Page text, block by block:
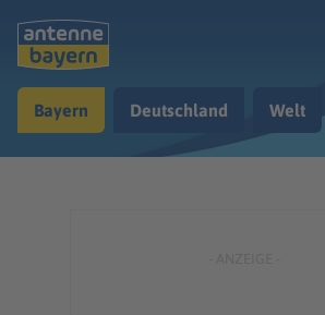
Musik & Radio
Bayern Deutschland Welt